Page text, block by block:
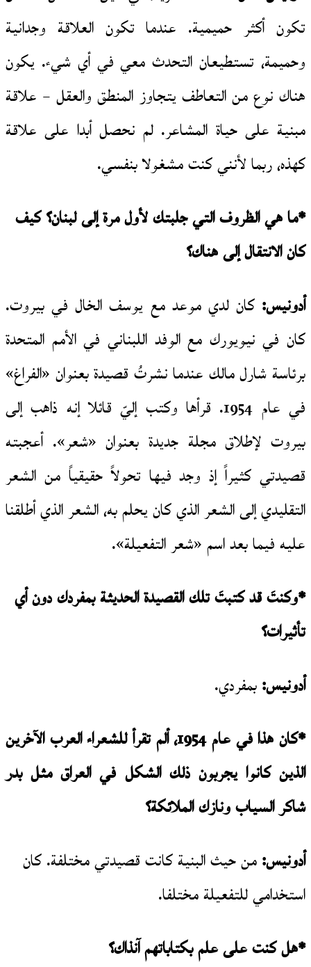
تكون أكثر حميمية. عندما تكون العلاقة وجدانية
وحميمة، تستطيعان التحدث معي في أي شيء. يكون
هناك نوع من التعاطف يتجاوز المنطق والعقل – علاقة
مبنية على حياة المشاعر. لم نحصل أبدا على علاقة
كهذه، ربما لأنني كنت مشغولا بنفسي.
*ما هي الظروف التي جلبتك لأول مرة إلى لبنان؟ كيف
كان الانتقال إلى هناك؟
أدونيس: كان لدي موعد مع يوسف الخال في بيروت.
كان في نيويورك مع الوفد اللبناني في الأمم المتحدة
برئاسة شارل مالك عندما نشرتُ قصيدة بعنوان «الفراغ»
في عام 1954. قرأها وكتب إليّ قائلا إنه ذاهب إلى
بيروت لإطلاق مجلة جديدة بعنوان «شعر». أعجبته
قصيدتي كثيراً إذ وجد فيها تحولاً حقيقياً من الشعر
التقليدي إلى الشعر الذي كان يحلم به، الشعر الذي أطلقنا
عليه فيما بعد اسم «شعر التفعيلة».
*وكنتَ قد كتبتَ تلك القصيدة الحديثة بمفردك دون أي
تأثيرات؟
أدونيس:بمفردي.
*كان هذا في عام 1954، ألم تقرأ للشعراء العرب الآخرين
الذين كانوا يجربون ذلك الشكل في العراق مثل بدر
شاكر السياب ونازك الملائكة؟
أدونيس:من حيث البنية كانت قصيدتي مختلفة. كان
استخدامي للتفعيلة مختلفا.
*هل كنت على علم بكتاباتهم آنذاك؟